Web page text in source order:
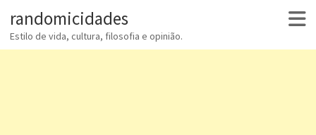
randomicidades
Estilo de vida, cultura, filosofia e opinião.